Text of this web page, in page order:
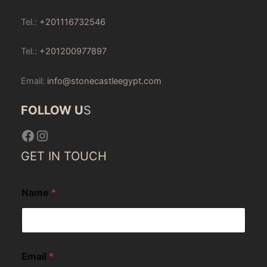
Tel.: +201116732546
Tel.: +201200977897
Email: info@stonecastleegypt.com
FOLLOW US
Facebook
Instagram
GET IN TOUCH
Name *
Email *